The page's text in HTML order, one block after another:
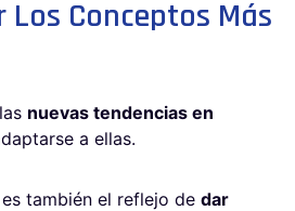
Los Conceptos Más
nuevas tendencias en
a ellas.
es también el reflejo de dar